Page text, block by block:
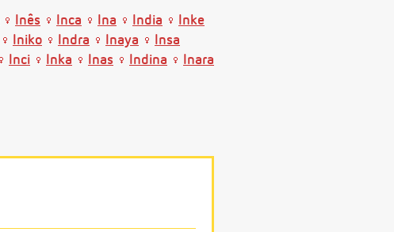
Inês Inca Ina India
Inke
Iniko Indra Inaya
Insa
Inci Inka Inas Indina
Inara